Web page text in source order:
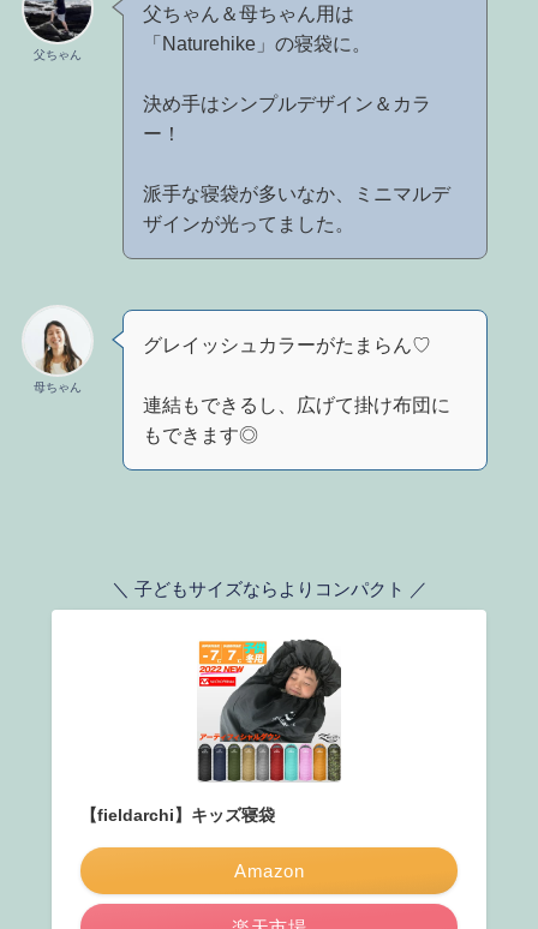
父ちゃん
父ちゃん＆母ちゃん用は
「Naturehike」の寝袋に。
決め手はシンプルデザイン＆カラ
ー！
派手な寝袋が多いなか、ミニマルデ
ザインが光ってました。
母ちゃん
グレイッシュカラーがたまらん♡
連結もできるし、広げて掛け布団に
もできます◎
＼ 子どもサイズならよりコンパクト ／
【fieldarchi】キッズ寝袋
Amazon